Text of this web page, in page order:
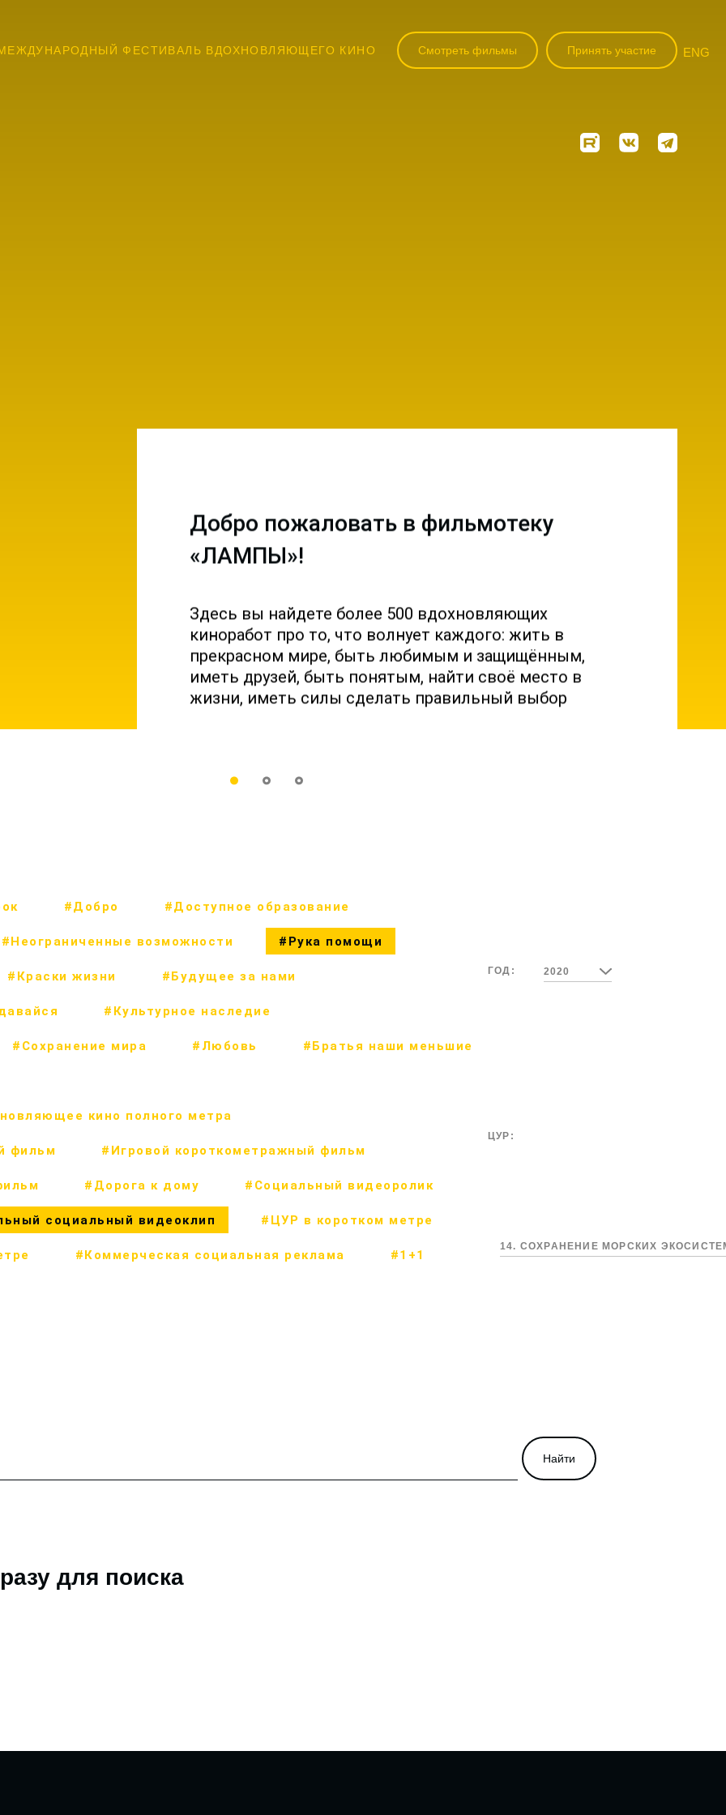
ФЕСТИВАЛЬ ВДОХНОВЛЯЮЩЕГО КИНО Смотреть фильмы Принять участие ENG
Добро пожаловать в фильмотеку
«ЛАМПЫ»!
Здесь вы найдете более 500 вдохновляющих
киноработ про то, что волнует каждого: жить в
прекрасном мире, быть любимым и защищённым,
иметь друзей, быть понятым, найти своё место в
жизни, иметь силы сделать правильный выбор
#Добро #Доступное образование
#Неограниченные возможности #Рука помощи
#Краски жизни #Будущее за нами
#Культурное наследие
#Сохранение мира #Любовь #Братья наши меньшие
ГОД: 2020
кино полного метра
фильм #Игровой короткометражный фильм
#Дорога к дому #Социальный видеоролик
социальный видеоклип #ЦУР в коротком метре
#Коммерческая социальная реклама #1+1
ЦУР:
14. СОХРАНЕНИЕ МОРСКИХ
Найти
для поиска